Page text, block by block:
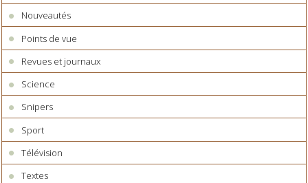
Nouveautés
Points de vue
Revues et journaux
Science
Snipers
Sport
Télévision
Textes